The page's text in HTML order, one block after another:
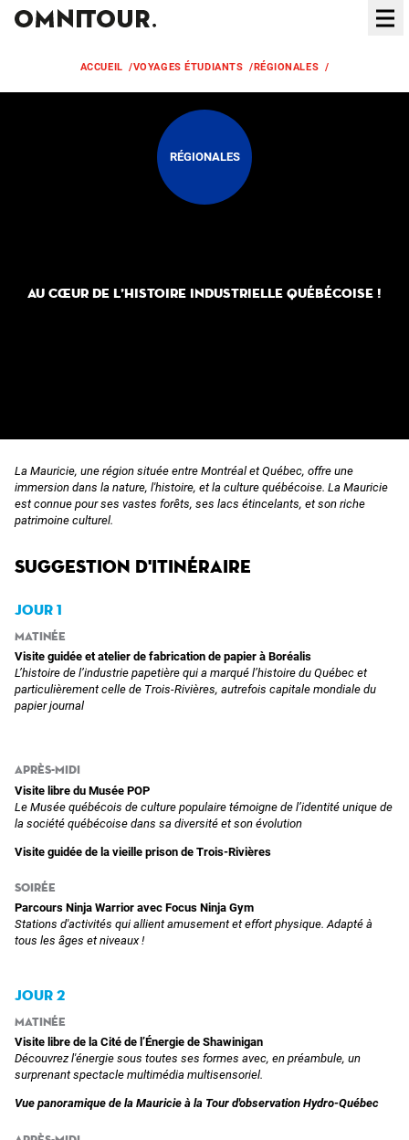
ACCUEIL /VOYAGES ÉTUDIANTS /RÉGIONALES /
RÉGIONALES
AU CŒUR DE L’HISTOIRE INDUSTRIELLE QUÉBÉCOISE !
La Mauricie, une région située entre Montréal et Québec, offre une
immersion dans la nature, l'histoire, et la culture québécoise. La Mauricie
est connue pour ses vastes forêts, ses lacs étincelants, et son riche
patrimoine culturel.
Suggestion d'itinéraire
Jour 1
Matinée
Visite guidée et atelier de fabrication de papier à Boréalis
L’histoire de l’industrie papetière qui a marqué l’histoire du Québec et
particulièrement celle de Trois-Rivières, autrefois capitale mondiale du
papier journal
Après-midi
Visite libre du Musée POP
Le Musée québécois de culture populaire témoigne de l’identité unique de
la société québécoise dans sa diversité et son évolution
Visite guidée de la vieille prison de Trois-Rivières
Soirée
Parcours Ninja Warrior avec Focus Ninja Gym
Stations d'activités qui allient amusement et effort physique. Adapté à
tous les âges et niveaux !
Jour 2
Matinée
Visite libre de la Cité de l’Énergie de Shawinigan
Découvrez l'énergie sous toutes ses formes avec, en préambule, un
surprenant spectacle multimédia multisensoriel.
Vue panoramique de la Mauricie à la Tour d'observation Hydro-Québec